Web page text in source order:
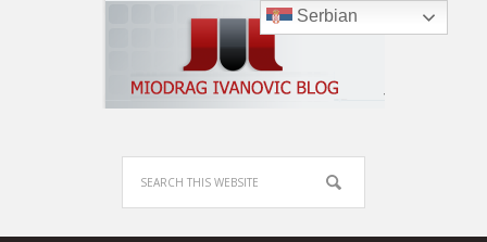
Serbian